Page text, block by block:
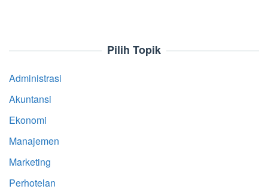
Pilih Topik
Administrasi
Akuntansi
Ekonomi
Manajemen
Marketing
Perhotelan